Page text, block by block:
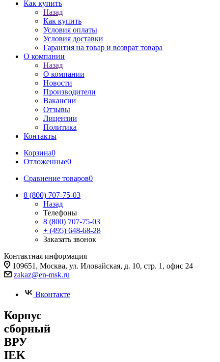
Как купить
Назад
Как купить
Условия оплаты
Условия доставки
Гарантия на товар и возврат товара
О компании
Назад
О компании
Новости
Производители
Вакансии
Отзывы
Лицензии
Политика
Контакты
Корзина0
Отложенные0
Сравнение товаров0
8 (800) 707-75-03
Назад
Телефоны
8 (800) 707-75-03
+ (495) 648-68-28
Заказать звонок
Контактная информация
109651, Москва, ул. Иловайская, д. 10, стр. 1, офис 24
zakaz@en-msk.ru
Вконтакте
Корпус
сборный
ВРУ
IEK